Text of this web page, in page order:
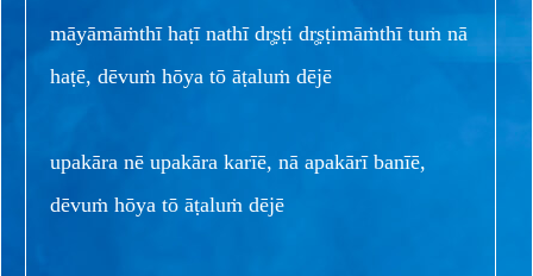
māyāmāṁthī haṭī nathī dr̥ṣṭi dr̥ṣṭimāṁthī tuṁ nā
haṭē, dēvuṁ hōya tō āṭaluṁ dējē
upakāra nē upakāra karīē, nā apakārī banīē,
dēvuṁ hōya tō āṭaluṁ dējē